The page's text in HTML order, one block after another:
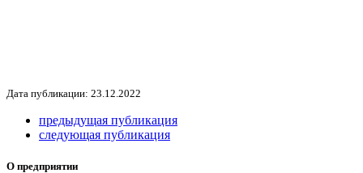
Дата публикации: 23.12.2022
предыдущая публикация
следующая публикация
О предприятии